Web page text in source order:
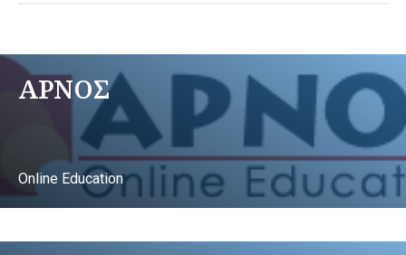
ΑΡΝΟΣ
Online Education